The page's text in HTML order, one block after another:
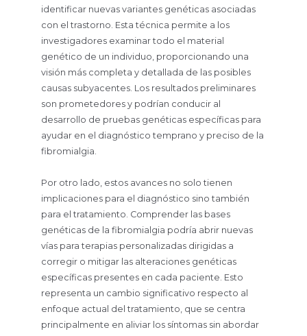
identificar nuevas variantes genéticas asociadas
con el trastorno. Esta técnica permite a los
investigadores examinar todo el material
genético de un individuo, proporcionando una
visión más completa y detallada de las posibles
causas subyacentes. Los resultados preliminares
son prometedores y podrían conducir al
desarrollo de pruebas genéticas específicas para
ayudar en el diagnóstico temprano y preciso de la
fibromialgia.
Por otro lado, estos avances no solo tienen
implicaciones para el diagnóstico sino también
para el tratamiento. Comprender las bases
genéticas de la fibromialgia podría abrir nuevas
vías para terapias personalizadas dirigidas a
corregir o mitigar las alteraciones genéticas
específicas presentes en cada paciente. Esto
representa un cambio significativo respecto al
enfoque actual del tratamiento, que se centra
principalmente en aliviar los síntomas sin abordar